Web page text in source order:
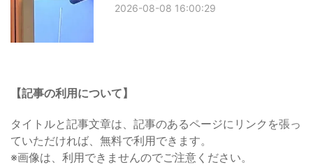
2026-08-08 16:00:29
【記事の利用について】
タイトルと記事文章は、記事のあるページにリンクを張っ
ていただければ、無料で利用できます。
※画像は、利用できませんのでご注意ください。